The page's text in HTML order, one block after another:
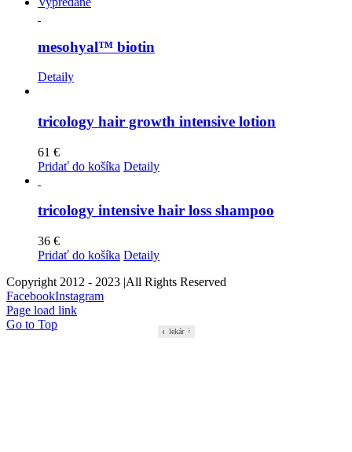
estetický
estetický
lekár
mesohyal™ biotin
Detaily
tricology hair growth intensive lotion
61 €
Pridať do košíka Detaily
tricology intensive hair loss shampoo
36 €
Pridať do košíka Detaily
Copyright 2012 - 2023 |All Rights Reserved
FacebookInstagram
Page load link
Go to Top